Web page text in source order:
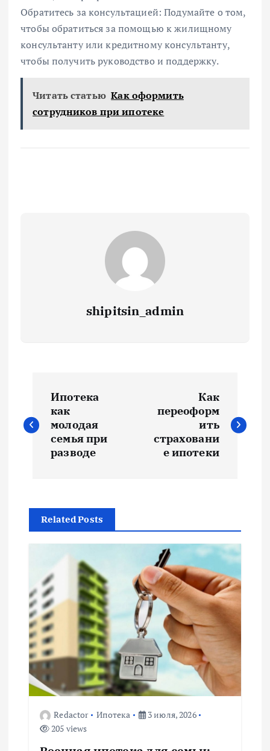
Обратитесь за консультацией: Подумайте о том,
чтобы обратиться за помощью к жилищному
консультанту или кредитному консультанту,
чтобы получить руководство и поддержку.
Читать статью Как оформить
сотрудников при ипотеке
shipitsin_admin
а
г
а
и
я
п
о
Ипотека
как
молодая
семья при
разводе
Как
переоформ
ить
страховани
е ипотеки
Related Posts
Redactor Ипотека
3 июля, 2026
205 views